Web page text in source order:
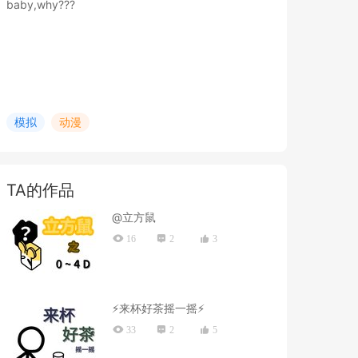
baby,why???
模拟 动漫
TA的作品
@立方鼠
16 2 3
⚡来杯好茶摇一摇⚡
33 2 5